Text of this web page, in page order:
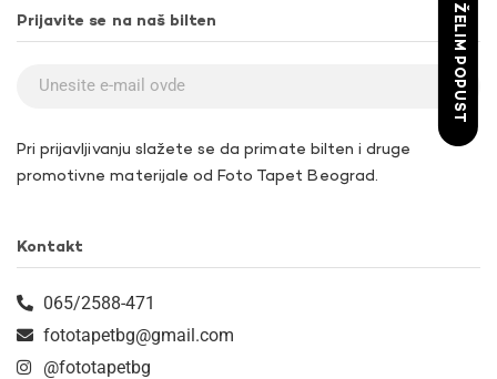
Prijavite se na naš bilten
Pri prijavljivanju slažete se da primate bilten i druge
promotivne materijale od Foto Tapet Beograd.
Kontakt
065/2588-471
fototapetbg@gmail.com
@fototapetbg
ŽELIM POPUST